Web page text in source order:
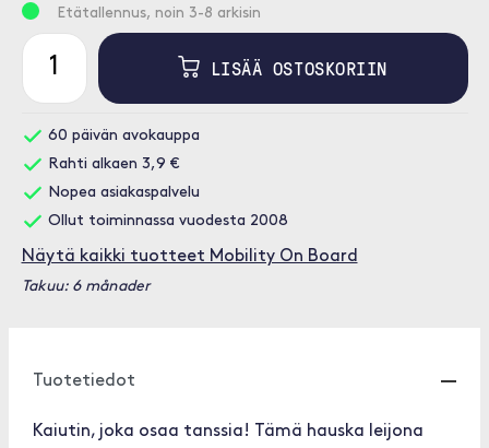
Etätallennus, noin 3-8 arkisin
LISÄÄ OSTOSKORIIN
60 päivän avokauppa
Rahti alkaen 3,9 €
Nopea asiakaspalvelu
Ollut toiminnassa vuodesta 2008
Näytä kaikki tuotteet Mobility On Board
Takuu: 6 månader
Tuotetiedot
Kaiutin, joka osaa tanssia! Tämä hauska leijona